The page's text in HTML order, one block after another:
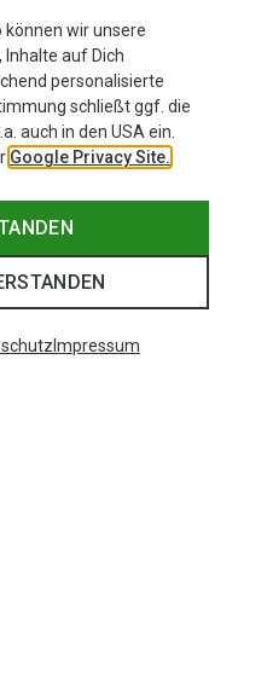
können wir unsere
auf Dich
personalisierte
schließt ggf. die
auch in den USA ein.
Google Privacy Site.
Impressum